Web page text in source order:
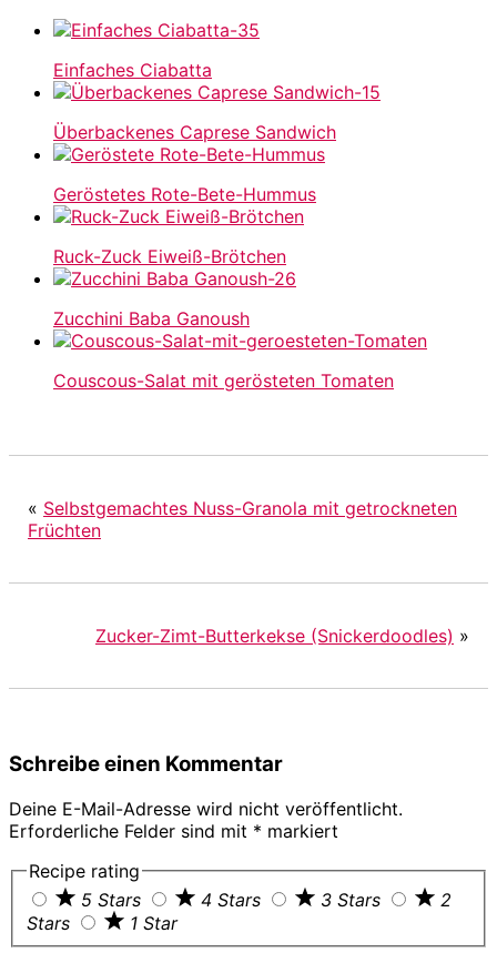
Einfaches Ciabatta
Überbackenes Caprese Sandwich
Geröstetes Rote-Bete-Hummus
Ruck-Zuck Eiweiß-Brötchen
Zucchini Baba Ganoush
Couscous-Salat mit gerösteten Tomaten
« Selbstgemachtes Nuss-Granola mit getrockneten
Früchten
Zucker-Zimt-Butterkekse (Snickerdoodles) »
Leser-
Interaktionen
Schreibe einen Kommentar
Deine E-Mail-Adresse wird nicht veröffentlicht.
Erforderliche Felder sind mit * markiert
Recipe rating
5 Stars
4 Stars 3 Stars
2
Stars
1 Star